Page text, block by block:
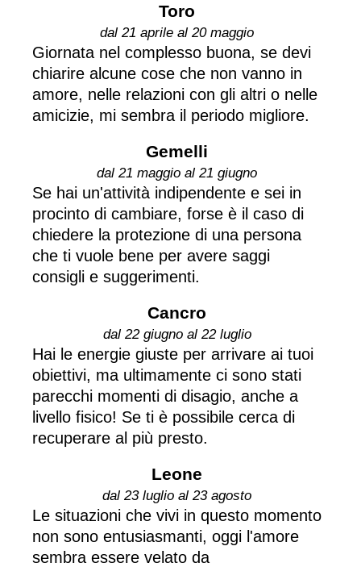
Toro
dal 21 aprile al 20 maggio
Giornata nel complesso buona, se devi
chiarire alcune cose che non vanno in
amore, nelle relazioni con gli altri o nelle
amicizie, mi sembra il periodo migliore.
Gemelli
dal 21 maggio al 21 giugno
Se hai un'attività indipendente e sei in
procinto di cambiare, forse è il caso di
chiedere la protezione di una persona
che ti vuole bene per avere saggi
consigli e suggerimenti.
Cancro
dal 22 giugno al 22 luglio
Hai le energie giuste per arrivare ai tuoi
obiettivi, ma ultimamente ci sono stati
parecchi momenti di disagio, anche a
livello fisico! Se ti è possibile cerca di
recuperare al più presto.
Leone
dal 23 luglio al 23 agosto
Le situazioni che vivi in questo momento
non sono entusiasmanti, oggi l'amore
sembra essere velato da